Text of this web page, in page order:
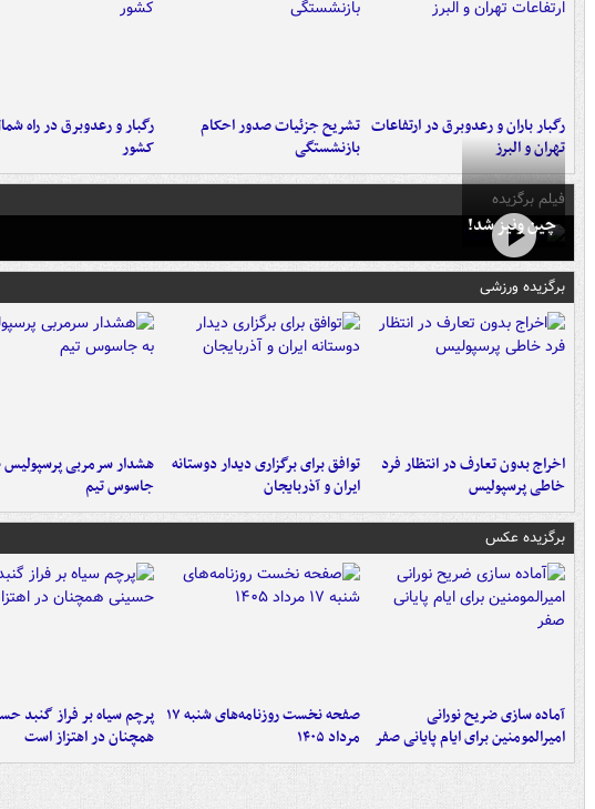
رگبار باران و رعدوبرق در ارتفاعات
تهران و البرز
تشریح جزئیات صدور احکام
بازنشستگی
رگبار و رعدوبرق در راه
کشور
فیلم برگزیده
چین ونیز شد!
برگزیده ورزشی
اخراج بدون تعارف در انتظار فرد
خاطی پرسپولیس
توافق برای برگزاری دیدار دوستانه
ایران و آذربایجان
هشدار سرمربی پرسپولیس
جاسوس تیم
برگزیده عکس
آماده سازی ضریح نورانی
امیرالمومنین برای ایام پایانی صفر
صفحه نخست روزنامه‌های شنبه ۱۷
مرداد ۱۴۰۵
پرچم سیاه بر فراز گنبد
همچنان در اهتزاز است